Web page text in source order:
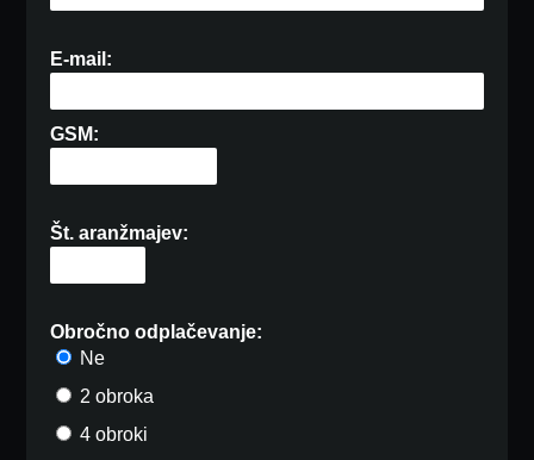
E-mail:
GSM:
Št. aranžmajev:
Obročno odplačevanje:
Ne
2 obroka
4 obroki